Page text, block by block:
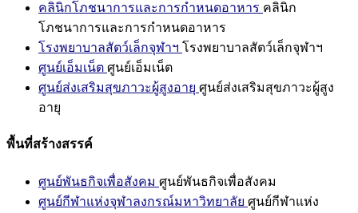
คลินิกโภชนาการและการกำหนดอาหาร คลินิก
โภชนาการและการกำหนดอาหาร
โรงพยาบาลสัตว์เล็กจุฬาฯ โรงพยาบาลสัตว์เล็กจุฬาฯ
ศูนย์เอ็มเน็ต ศูนย์เอ็มเน็ต
ศูนย์ส่งเสริมสุขภาวะผู้สูงอายุ ศูนย์ส่งเสริมสุขภาวะผู้สูง
อายุ
พื้นที่สร้างสรรค์
ศูนย์พันธกิจเพื่อสังคม ศูนย์พันธกิจเพื่อสังคม
ศูนย์กีฬาแห่งจุฬาลงกรณ์มหาวิทยาลัย ศูนย์กีฬาแห่ง